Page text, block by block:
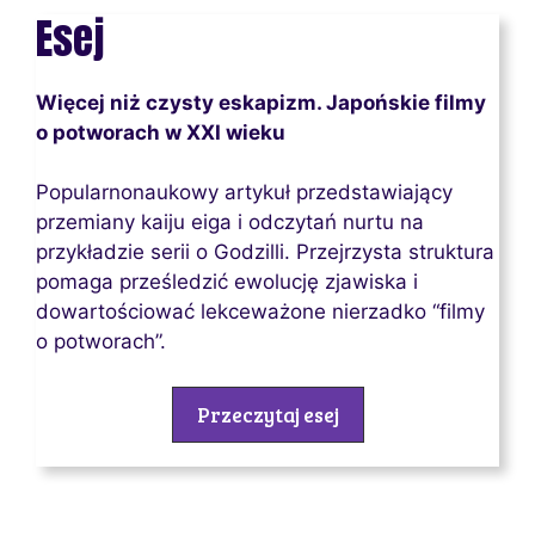
Esej
Więcej niż czysty eskapizm. Japońskie filmy
o potworach w XXI wieku
Popularnonaukowy artykuł przedstawiający
przemiany kaiju eiga i odczytań nurtu na
przykładzie serii o Godzilli. Przejrzysta struktura
pomaga prześledzić ewolucję zjawiska i
dowartościować lekceważone nierzadko “filmy
o potworach”.
Przeczytaj esej